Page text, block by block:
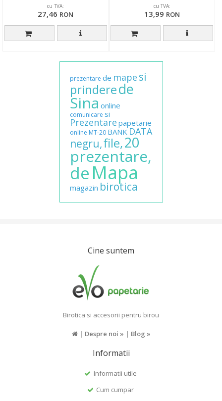
cu TVA:
27,46 RON
cu TVA:
13,99 RON
prezentare de mape si
prinderede
Sina online
comunicare si
Prezentare papetarie
online MT-20 BANK DATA
negru,file,20
prezentare,
de Mapa
magazin birotica
Cine suntem
Birotica si accesorii pentru birou
| Despre noi » | Blog »
Informatii
Informatii utile
Cum cumpar